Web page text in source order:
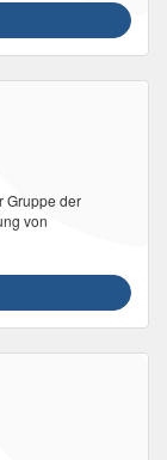
Gruppe der
von